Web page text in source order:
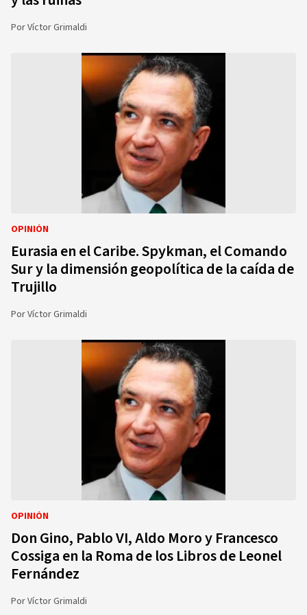
PorVíctor Grimaldi
OPINIÓN
Eurasia en el Caribe. Spykman, el Comando
Sur y la dimensión geopolítica de la caída de
Trujillo
PorVíctor Grimaldi
OPINIÓN
Don Gino, Pablo VI, Aldo Moro y Francesco
Cossiga en la Roma de los Libros de Leonel
Fernández
PorVíctor Grimaldi